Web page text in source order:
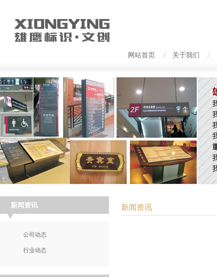
网站首页 关于我们
新闻资讯
新闻资讯
公司动态
行业动态